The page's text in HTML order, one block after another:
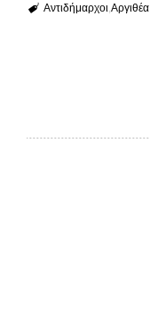
Αντιδήμαρχοι Αργιθέα